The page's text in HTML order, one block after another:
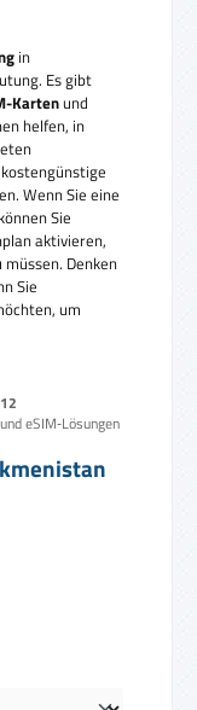
in
Es gibt
Kartenund
helfen, in
Wenn Sie eine
Sie
aktivieren,
Denken
Sie
um
eSIM‑Lösungen